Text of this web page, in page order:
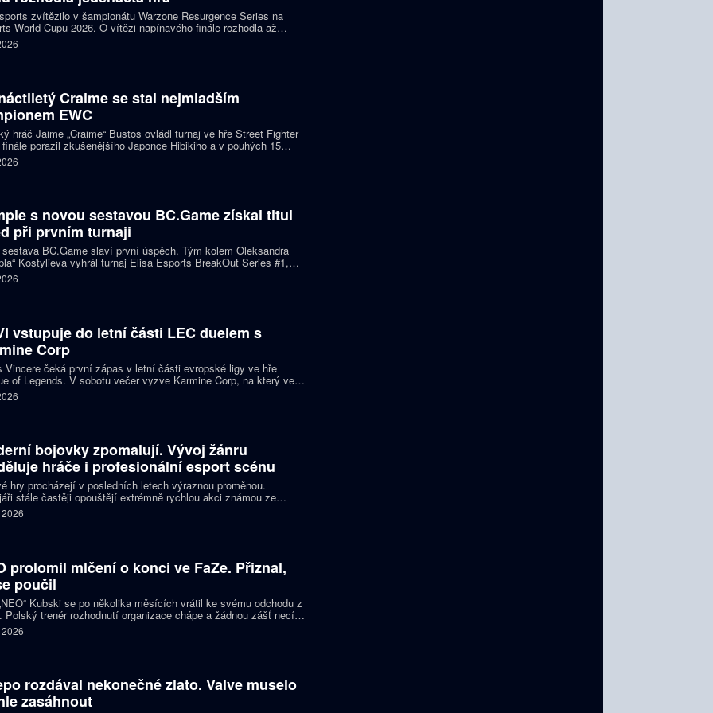
zvítězilo v šampionátu Warzone Resurgence Series na
World Cupu 2026. O vítězi napínavého finále rozhodla až
hra, do které vstupovalo s šancí na titul hned pět týmů.
Craime se stal nejmladším
EWC
hráč Jaime „Craime“ Bustos ovládl turnaj ve hře Street Fighter
porazil zkušenějšího Japonce Hibikiho a v pouhých 15
se stal nejmladším vítězem v historii Esports World Cupu.
s novou sestavou BC.Game získal titul
při prvním turnaji
sestava BC.Game slaví první úspěch. Tým kolem Oleksandra
Kostylieva vyhrál turnaj Elisa Esports BreakOut Series #1,
finále porazil ENCE 2:0. Rozhodující mapa dospěla do
v němž ukrajinská hvězda předvedla klíčovou akci.
vstupuje do letní části LEC duelem s
Corp
Vincere čeká první zápas v letní části evropské ligy ve hře
of Legends. V sobotu večer vyzve Karmine Corp, na který ve
předchozích vzájemných sériích nestačil. Oba celky zároveň
o jedno ze tří míst na letošním světovém šampionátu.
bojovky zpomalují. Vývoj žánru
hráče i profesionální esport scénu
hry procházejí v posledních letech výraznou proměnou.
stále častěji opouštějí extrémně rychlou akci známou ze
klasik a snaží se vytvářet přístupnější tituly pro širší publikum
diváky. Ne všichni hráči jsou ale z tohoto směru nadšení a
prolomil mlčení o konci ve FaZe. Přiznal,
poučil
Kubski se po několika měsících vrátil ke svému odchodu z
Polský trenér rozhodnutí organizace chápe a žádnou zášť necítí.
z prvního trenérského angažmá ho však přiměla změnit
na vlastní práci.
rozdával nekonečné zlato. Valve muselo
zasáhnout